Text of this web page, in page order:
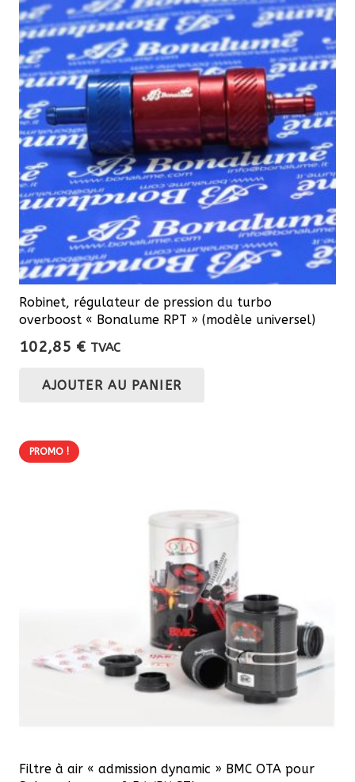
Robinet, régulateur de pression du turbo
overboost « Bonalume RPT » (modèle universel)
102,85 € TVAC
AJOUTER AU PANIER
PROMO !
Filtre à air « admission dynamic » BMC OTA pour